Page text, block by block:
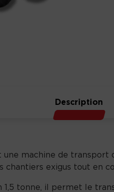
Description
une machine de
chantiers exigus tout en
1,5 tonne, il permet le